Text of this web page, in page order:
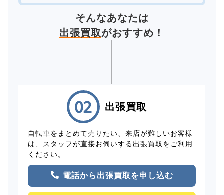
そんなあなたは
出張買取がおすすめ！
出張買取
自転車をまとめて売りたい、来店が難しいお客様
は、スタッフが直接お伺いする出張買取をご利用
ください。
電話から出張買取を申し込む